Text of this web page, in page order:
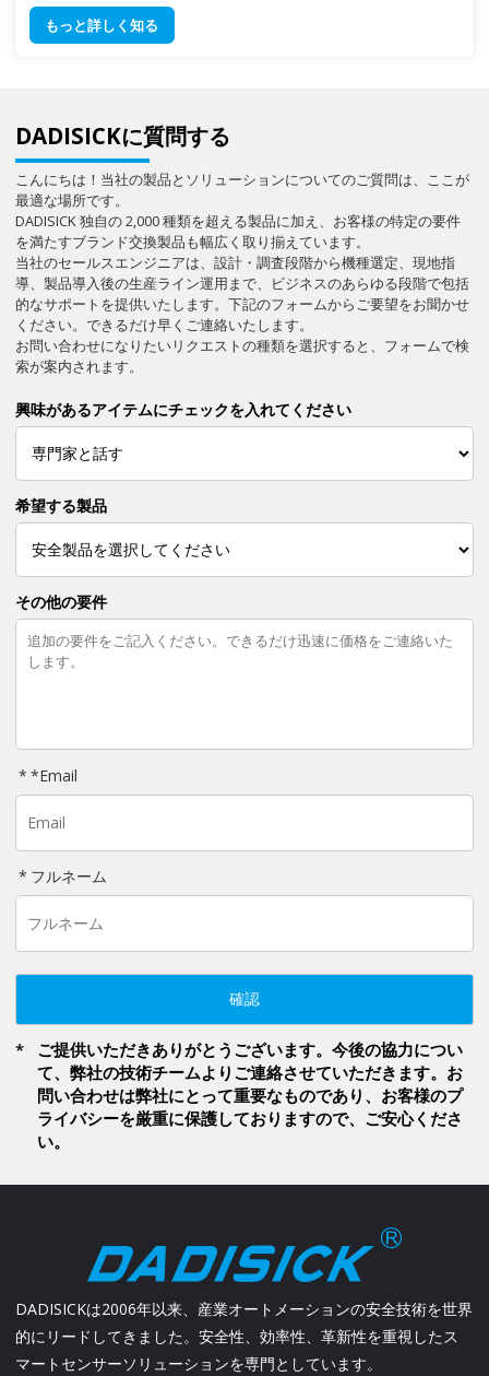
もっと詳しく知る
DADISICKに質問する
こんにちは！当社の製品とソリューションについてのご質問は、ここが
最適な場所です。
DADISICK 独自の 2,000 種類を超える製品に加え、お客様の特定の要件
を満たすブランド交換製品も幅広く取り揃えています。
当社のセールスエンジニアは、設計・調査段階から機種選定、現地指
導、製品導入後の生産ライン運用まで、ビジネスのあらゆる段階で包括
的なサポートを提供いたします。下記のフォームからご要望をお聞かせ
ください。できるだけ早くご連絡いたします。
お問い合わせになりたいリクエストの種類を選択すると、フォームで検
索が案内されます。
興味があるアイテムにチェックを入れてください
希望する製品
その他の要件
*Email
フルネーム
確認
ご提供いただきありがとうございます。今後の協力につい
て、弊社の技術チームよりご連絡させていただきます。お
問い合わせは弊社にとって重要なものであり、お客様のプ
ライバシーを厳重に保護しておりますので、ご安心くださ
い。
DADISICKは2006年以来、産業オートメーションの安全技術を世界
的にリードしてきました。安全性、効率性、革新性を重視したス
マートセンサーソリューションを専門としています。